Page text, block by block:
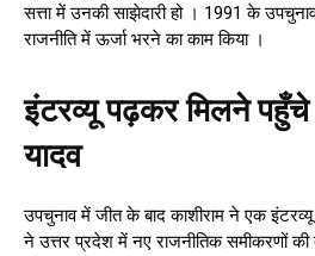
सत्ता में उनकी साझेदारी हो । 1991 के
राजनीति में ऊर्जा भरने का काम किया ।
इंटरव्यू पढ़कर मिलने
यादव
उपचुनाव में जीत के बाद काशीराम ने एक
ने उत्तर प्रदेश में नए राजनीतिक समीकरणों